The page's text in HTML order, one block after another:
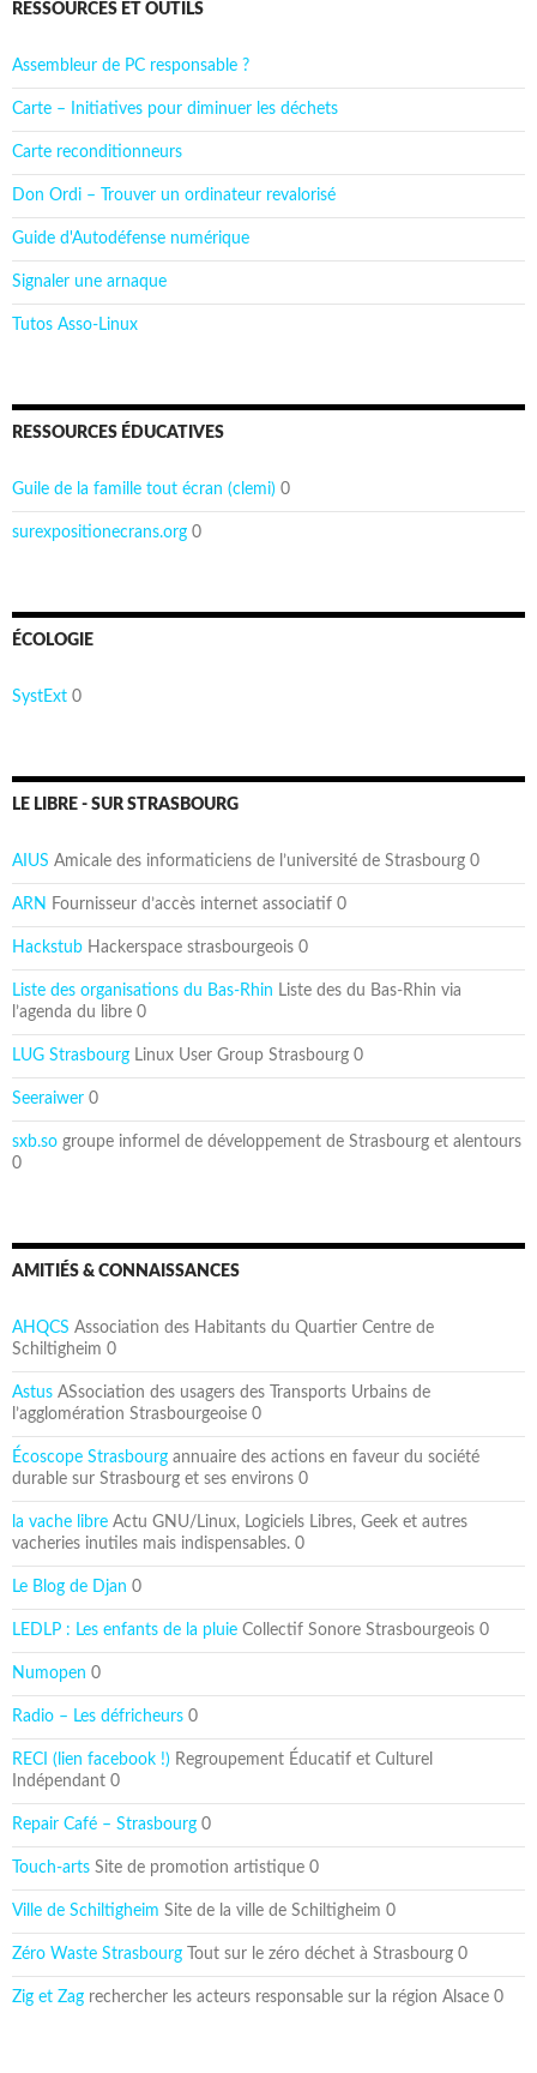
RESSOURCES ET OUTILS
Assembleur de PC responsable ?
Carte – Initiatives pour diminuer les déchets
Carte reconditionneurs
Don Ordi – Trouver un ordinateur revalorisé
Guide d'Autodéfense numérique
Signaler une arnaque
Tutos Asso-Linux
RESSOURCES ÉDUCATIVES
Guile de la famille tout écran (clemi) 0
surexpositionecrans.org 0
ÉCOLOGIE
SystExt 0
LE LIBRE - SUR STRASBOURG
AIUS Amicale des informaticiens de l’université de Strasbourg 0
ARN Fournisseur d’accès internet associatif 0
Hackstub Hackerspace strasbourgeois 0
Liste des organisations du Bas-Rhin Liste des du Bas-Rhin via
l’agenda du libre 0
LUG Strasbourg Linux User Group Strasbourg 0
Seeraiwer 0
sxb.so groupe informel de développement de Strasbourg et alentours
0
AMITIÉS & CONNAISSANCES
AHQCS Association des Habitants du Quartier Centre de
Schiltigheim 0
Astus ASsociation des usagers des Transports Urbains de
l’agglomération Strasbourgeoise 0
Écoscope Strasbourg annuaire des actions en faveur du société
durable sur Strasbourg et ses environs 0
la vache libre Actu GNU/Linux, Logiciels Libres, Geek et autres
vacheries inutiles mais indispensables. 0
Le Blog de Djan 0
LEDLP : Les enfants de la pluie Collectif Sonore Strasbourgeois 0
Numopen 0
Radio – Les défricheurs 0
RECI (lien facebook !) Regroupement Éducatif et Culturel
Indépendant 0
Repair Café – Strasbourg 0
Touch-arts Site de promotion artistique 0
Ville de Schiltigheim Site de la ville de Schiltigheim 0
Zéro Waste Strasbourg Tout sur le zéro déchet à Strasbourg 0
Zig et Zag rechercher les acteurs responsable sur la région Alsace 0